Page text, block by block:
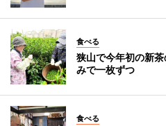
食べる
狭山で今年初の新
みで一枚ずつ
食べる